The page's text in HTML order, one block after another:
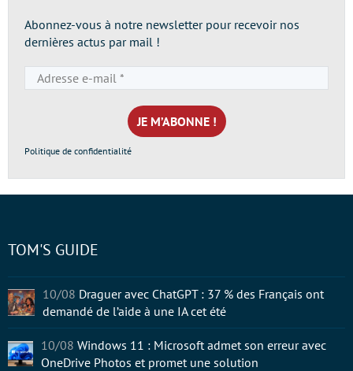
Abonnez-vous à notre newsletter pour recevoir nos
dernières actus par mail !
e-
mail
*
Politique de confidentialité
TOM'S GUIDE
10/08 Draguer avec ChatGPT : 37 % des Français ont
demandé de l’aide à une IA cet été
10/08 Windows 11 : Microsoft admet son erreur avec
OneDrive Photos et promet une solution